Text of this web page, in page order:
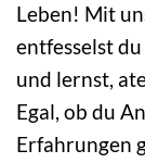
Leben! Mit
entfesselst
und lernst,
Egal, ob du
Erfahrungen